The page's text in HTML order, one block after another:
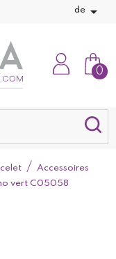
de 
0
Accessoires
vert C05058